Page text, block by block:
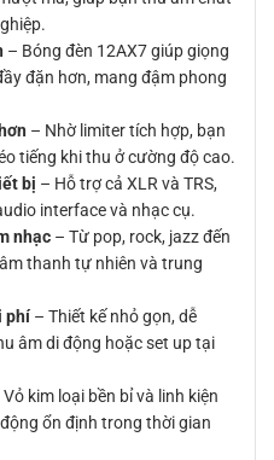
– Bóng đèn 12AX7 giúp giọng
đặn hơn, mang đậm phong
– Nhờ limiter tích hợp, bạn
tiếng khi thu ở cường độ cao.
bị – Hỗ trợ cả XLR và TRS,
interface và nhạc cụ.
nhạc– Từ pop, rock, jazz đến
thanh tự nhiên và trung
phí– Thiết kế nhỏ gọn, dễ
âm di động hoặc set up tại
kim loại bền bỉ và linh kiện
ổn định trong thời gian